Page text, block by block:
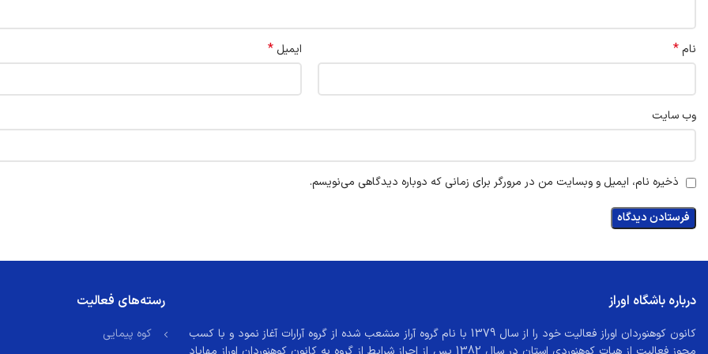
نام* ایمیل *
وب‌ سایت
ذخیره نام، ایمیل و وبسایت من در مرورگر برای زمانی که دوباره دیدگاهی می‌نویسم.
درباره باشگاه اوراز
کانون کوهنوردان اوراز فعالیت خود را از سال 1379 با نام گروه آراز منشعب شده از گروه آرارات آغاز نمود و با کسب
رسته‌های فعالیت
کوه پیمایی